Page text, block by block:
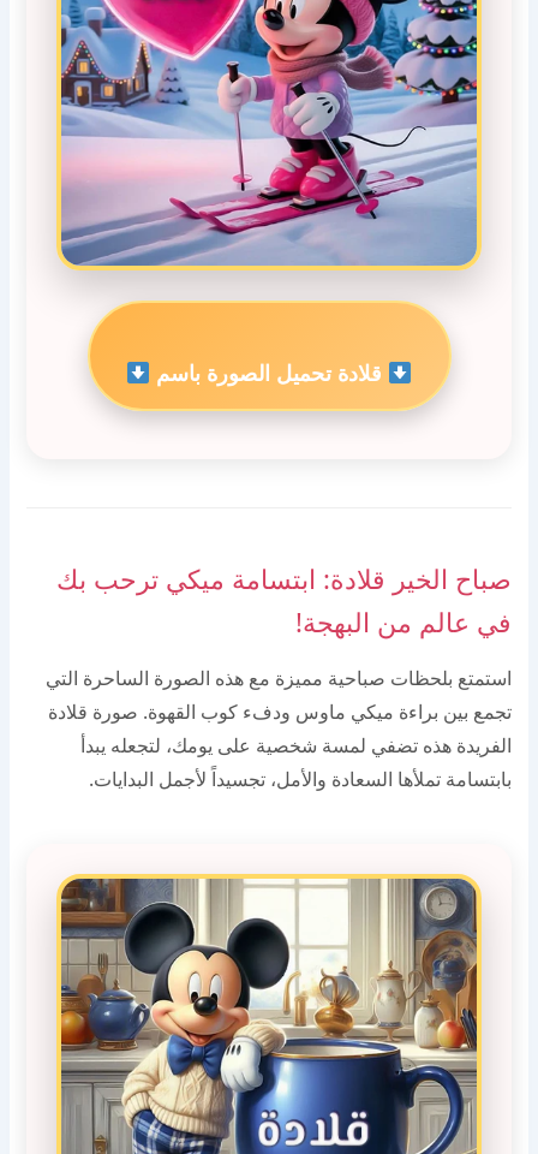
قلادة تحميل الصورة باسم
صباح الخير قلادة: ابتسامة ميكي ترحب بك
في عالم من البهجة!
استمتع بلحظات صباحية مميزة مع هذه الصورة الساحرة التي
تجمع بين براءة ميكي ماوس ودفء كوب القهوة. صورة قلادة
الفريدة هذه تضفي لمسة شخصية على يومك، لتجعله يبدأ
بابتسامة تملأها السعادة والأمل، تجسيداً لأجمل البدايات.